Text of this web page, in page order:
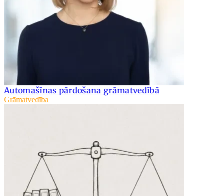
Automašīnas pārdošana grāmatvedībā
Grāmatvedība